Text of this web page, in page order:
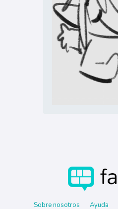
Sobre nosotros Ayuda